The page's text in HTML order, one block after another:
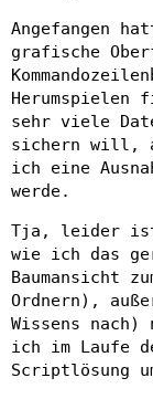
Angefangen
grafische
Herumspielen
sehr viele
sichern will,
ich eine
werde.
Tja, leider ist
wie ich das
Baumansicht
Ordnern),
Wissens
ich im Laufe
Scriptlösung